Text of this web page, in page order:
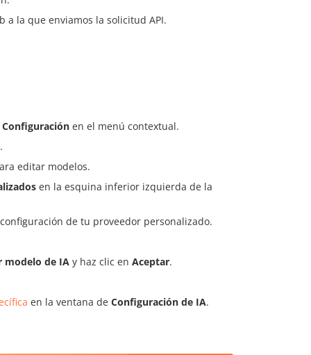
a la que enviamos la solicitud API.
Configuración en el menú contextual.
.
editar modelos.
en la esquina inferior izquierda de la
de tu proveedor personalizado.
modelo de IA y haz clic en Aceptar.
en la ventana de Configuración de IA.